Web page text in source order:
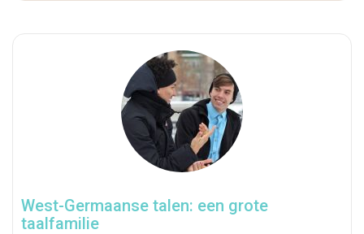
West-Germaanse talen: een grote
taalfamilie